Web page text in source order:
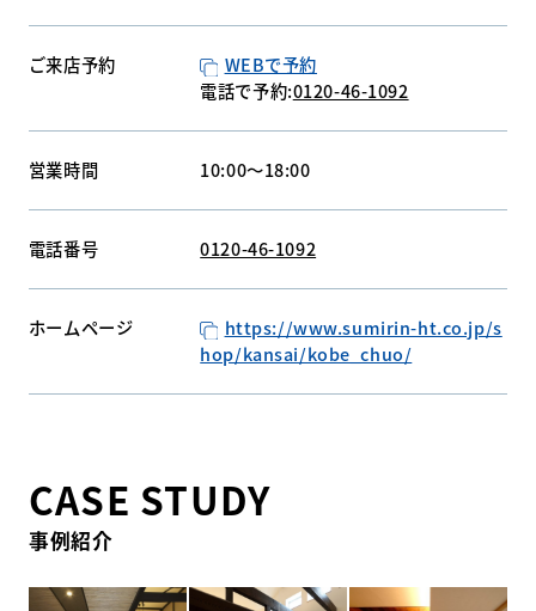
ご来店予約
WEBで予約
電話で予約:0120-46-1092
営業時間 10:00〜18:00
電話番号 0120-46-1092
ホームページ
https://www.sumirin-ht.co.jp/s
hop/kansai/kobe_chuo/
CASE STUDY
事例紹介